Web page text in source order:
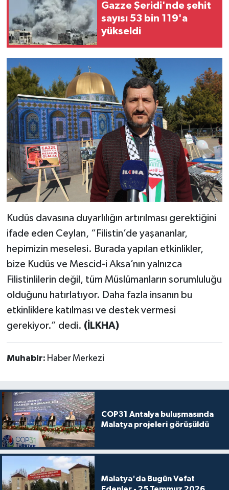
Gazze Şeridi'nde şehit
sayısı 53 bin 119'a
yükseldi
Kudüs davasına duyarlılığın artırılması gerektiğini
ifade eden Ceylan, “Filistin’de yaşananlar,
hepimizin meselesi. Burada yapılan etkinlikler,
bize Kudüs ve Mescid-i Aksa’nın yalnızca
Filistinlilerin değil, tüm Müslümanların sorumluluğu
olduğunu hatırlatıyor. Daha fazla insanın bu
etkinliklere katılması ve destek vermesi
gerekiyor.” dedi. (İLKHA)
Muhabir: Haber Merkezi
COP31 Antalya buluşmasında
Malatya projeleri görüşüldü
Malatya'da Bugün Vefat